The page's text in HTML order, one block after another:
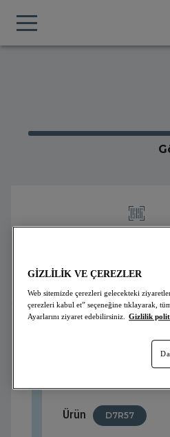
Marş
Ürün D7R57
GİZLİLİK VE ÇEREZLER
Web sitemizde çerezleri gelecekteki
çerezleri kabul et” seçeneğine tıklayarak,
Ayarlarını ziyaret edebilirsiniz.
Gizlilik